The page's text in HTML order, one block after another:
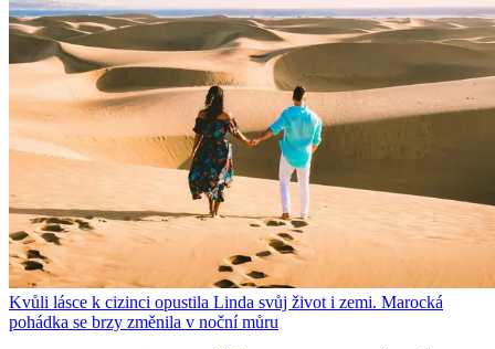
Kvůli lásce k cizinci opustila Linda svůj život i zemi. Marocká
pohádka se brzy změnila v noční můru